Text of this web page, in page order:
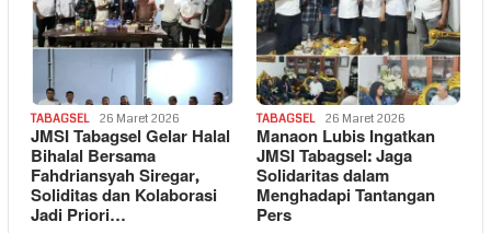
TABAGSEL 26 Maret 2026
JMSI Tabagsel Gelar Halal
Bihalal Bersama
Fahdriansyah Siregar,
Soliditas dan Kolaborasi
Jadi Priori…
TABAGSEL 26 Maret 2026
Manaon Lubis Ingatkan
JMSI Tabagsel: Jaga
Solidaritas dalam
Menghadapi Tantangan
Pers